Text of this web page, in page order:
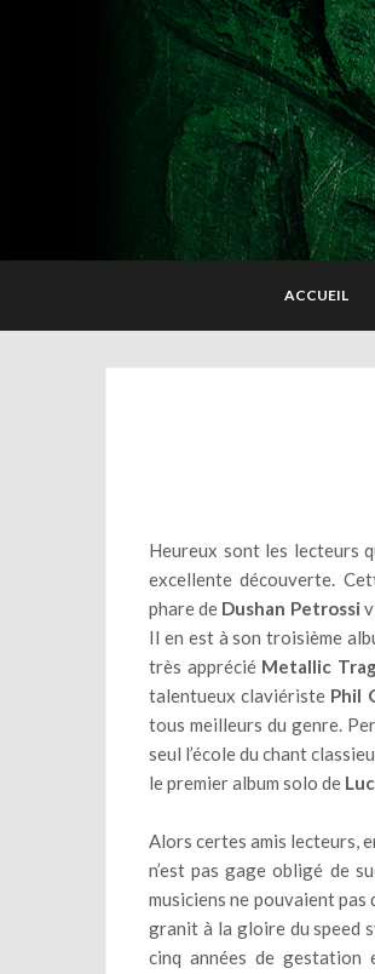
ACCUEIL
Heureux sont les lecteurs
excellente découverte.
phare de Dushan Petrossi
Il en est à son troisième
très apprécié Metallic
talentueux claviériste Phil
tous meilleurs du genre.
seul l’école du chant
le premier album solo de
Alors certes amis lecteurs,
n’est pas gage obligé de
musiciens ne pouvaient pas
granit à la gloire du speed
cinq années de gestation